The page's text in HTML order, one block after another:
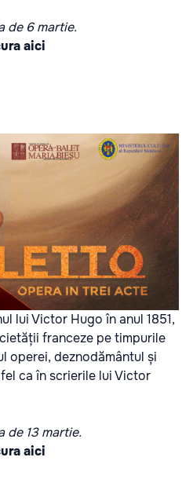
de 6 martie.
aici
lui Victor Hugo în anul 1851,
franceze pe timpurile
operei, deznodământul și
ca în scrierile lui Victor
de 13 martie.
aici